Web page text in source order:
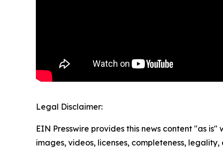
Legal Disclaimer:
EIN Presswire provides this news content "as
images, videos, licenses, completeness,